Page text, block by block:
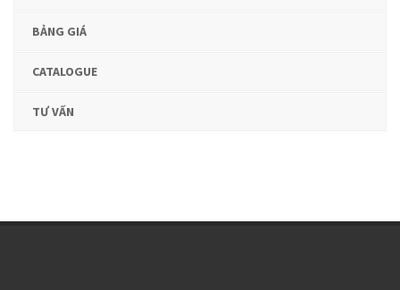
BẢNG GIÁ
CATALOGUE
TƯ VẤN